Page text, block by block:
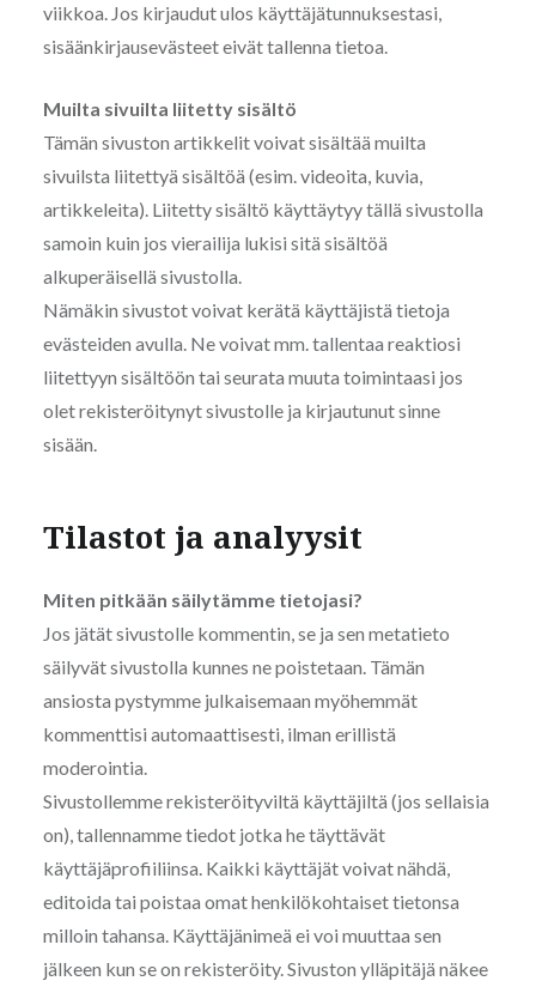
viikkoa. Jos kirjaudut ulos käyttäjätunnuksestasi,
sisäänkirjausevästeet eivät tallenna tietoa.
Muilta sivuilta liitetty sisältö
Tämän sivuston artikkelit voivat sisältää muilta
sivuilsta liitettyä sisältöä (esim. videoita, kuvia,
artikkeleita). Liitetty sisältö käyttäytyy tällä sivustolla
samoin kuin jos vierailija lukisi sitä sisältöä
alkuperäisellä sivustolla.
Nämäkin sivustot voivat kerätä käyttäjistä tietoja
evästeiden avulla. Ne voivat mm. tallentaa reaktiosi
liitettyyn sisältöön tai seurata muuta toimintaasi jos
olet rekisteröitynyt sivustolle ja kirjautunut sinne
sisään.
Tilastot ja analyysit
Miten pitkään säilytämme tietojasi?
Jos jätät sivustolle kommentin, se ja sen metatieto
säilyvät sivustolla kunnes ne poistetaan. Tämän
ansiosta pystymme julkaisemaan myöhemmät
kommenttisi automaattisesti, ilman erillistä
moderointia.
Sivustollemme rekisteröityviltä käyttäjiltä (jos sellaisia
on), tallennamme tiedot jotka he täyttävät
käyttäjäprofiiliinsa. Kaikki käyttäjät voivat nähdä,
editoida tai poistaa omat henkilökohtaiset tietonsa
milloin tahansa. Käyttäjänimeä ei voi muuttaa sen
jälkeen kun se on rekisteröity. Sivuston ylläpitäjä näkee